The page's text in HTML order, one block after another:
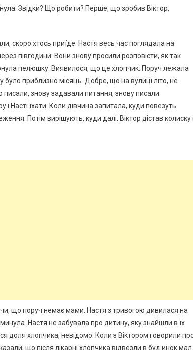
Звідки? Що робити? Перше, що зробив Віктор,
скоро хтось приїде. Настя весь час поглядала на
півгодини. Вони знову просили розповісти, як так
пелюшку. Виявилося, що це хлопчик. Поруч лежала
приблизно місяць. Добре, що на вулиці літо, не
знову задавали питання, знову писали.
Насті їхати. Коли дівчина запитала, куди повезуть
Потім вирішують, куди далі. Віктор дістав колиску
що поруч немає мами. Настя з тривогою дивилася на
Настя не забувала про дитину, яку знайшли в їх
доля хлопчика, невідомо. Коли з Віктором говорили
що після лікарні хлопчика відвезли в буд инок мал